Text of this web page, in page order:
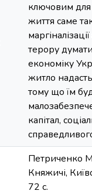
ключовим для
життя саме
терору
економіку
житло
тому що їм
капітал,
Петриченко
Княжичі,
72 с.